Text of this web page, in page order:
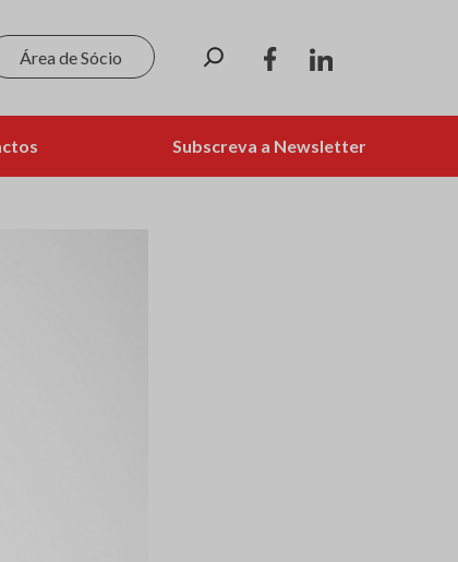
Área de Sócio Pesquisar
Subscreva a Newsletter